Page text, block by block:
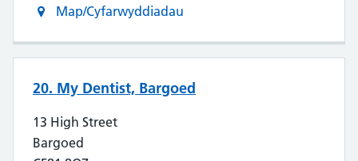
Map/Cyfarwyddiadau
20. My Dentist, Bargoed
13 High Street
Bargoed